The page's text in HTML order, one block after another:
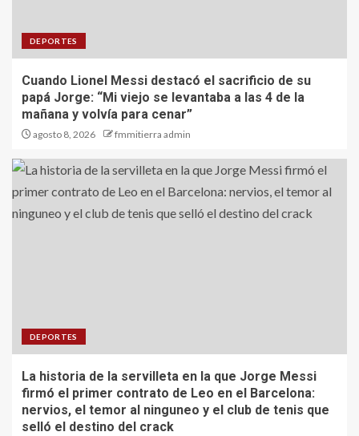
DEPORTES
Cuando Lionel Messi destacó el sacrificio de su
papá Jorge: “Mi viejo se levantaba a las 4 de la
mañana y volvía para cenar”
agosto 8, 2026 fmmitierra admin
DEPORTES
La historia de la servilleta en la que Jorge Messi
firmó el primer contrato de Leo en el Barcelona:
nervios, el temor al ninguneo y el club de tenis que
selló el destino del crack